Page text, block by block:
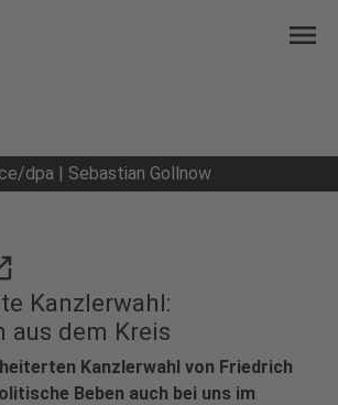
menu
dpa | Sebastian Gollnow
Kanzlerwahl:
aus dem Kreis
Kanzlerwahl von Friedrich
Beben auch bei uns im